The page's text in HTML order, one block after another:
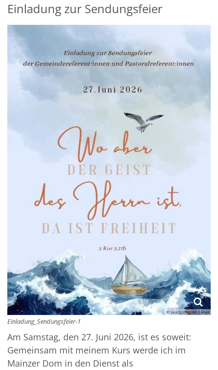
Einladung zur Sendungsfeier
© Lea Döring mit Canva
Einladung_Sendungsfeier-1
Am Samstag, den 27. Juni 2026, ist es soweit:
Gemeinsam mit meinem Kurs werde ich im
Mainzer Dom in den Dienst als